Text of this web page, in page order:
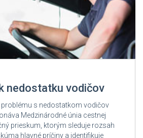
nedostatku vodičov
s nedostatkom vodičov
Medzinárodné únia cestnej
prieskum, ktorým sleduje rozsah
hlavné príčiny a identifikuje